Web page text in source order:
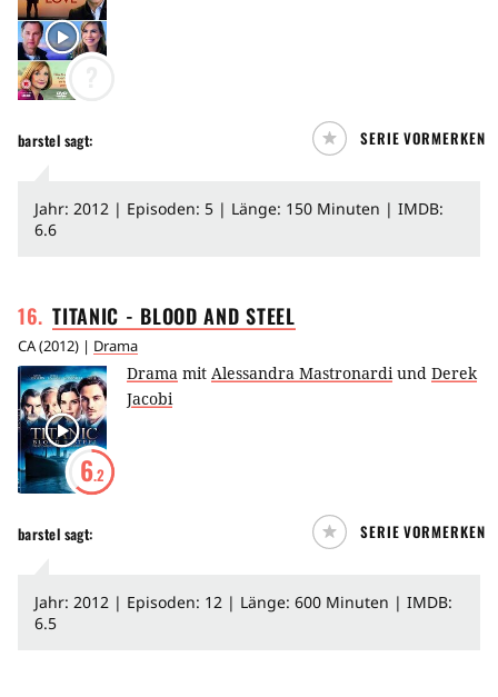
barstel sagt: SERIE VORMERKEN
Jahr: 2012 | Episoden: 5 | Länge: 150 Minuten | IMDB:
6.6
16. TITANIC - BLOOD ANDSTEEL
CA(2012) | Drama
6.2
Drama mit Alessandra Mastronardiund Derek
Jacobi
barstel sagt: SERIE VORMERKEN
Jahr: 2012 | Episoden: 12 | Länge: 600 Minuten | IMDB:
6.5